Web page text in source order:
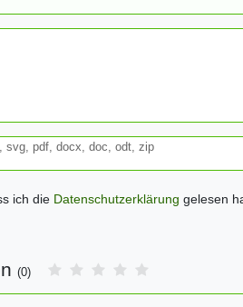
svg, pdf, docx, doc, odt, zip
ich die Daten­schutz­erklärung gelesen
(0)